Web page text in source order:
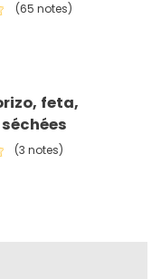
(65 notes)
feta,
(3 notes)